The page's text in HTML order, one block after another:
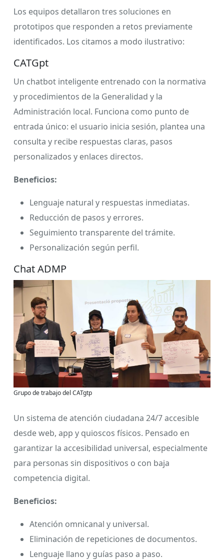
Los equipos detallaron tres soluciones en
prototipos que responden a retos previamente
identificados. Los citamos a modo ilustrativo:
CATGpt
Un chatbot inteligente entrenado con la normativa
y procedimientos de la Generalidad y la
Administración local. Funciona como punto de
entrada único: el usuario inicia sesión, plantea una
consulta y recibe respuestas claras, pasos
personalizados y enlaces directos.
Beneficios:
Lenguaje natural y respuestas inmediatas.
Reducción de pasos y errores.
Seguimiento transparente del trámite.
Personalización según perfil.
Chat ADMP
Grupo de trabajo del CATgtp
Un sistema de atención ciudadana 24/7 accesible
desde web, app y quioscos físicos. Pensado en
garantizar la accesibilidad universal, especialmente
para personas sin dispositivos o con baja
competencia digital.
Beneficios:
Atención omnicanal y universal.
Eliminación de repeticiones de documentos.
Lenguaje llano y guías paso a paso.